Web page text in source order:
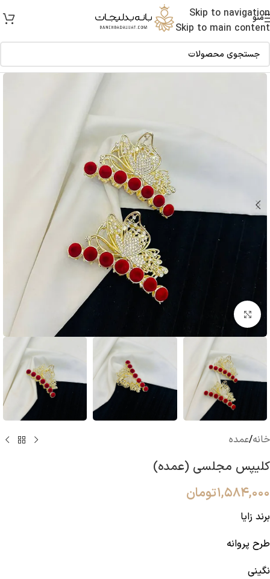
Skip to navigation
Skip to main content
منو
بزرگنمایی تصویر
خانه/عمده
کلیپس مجلسی (عمده)
۱,۵۸۴,۰۰۰تومان
برند زایا
طرح پروانه
نگینی